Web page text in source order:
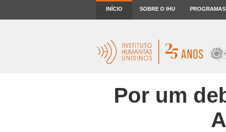
INÍCIO SOBRE O IHU PROGRAMAS
Por um